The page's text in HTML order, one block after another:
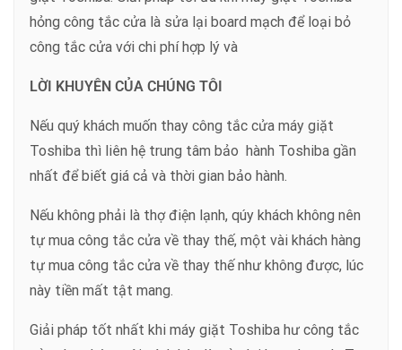
hỏng công tắc cửa là sửa lại board mạch để loại bỏ
công tắc cửa với chi phí hợp lý và
LỜI KHUYÊN CỦA CHÚNG TÔI
Nếu quý khách muốn thay công tắc cửa máy giặt
Toshiba thì liên hệ trung tâm bảo hành Toshiba gần
nhất để biết giá cả và thời gian bảo hành.
Nếu không phải là thợ điện lạnh, qúy khách không nên
tự mua công tắc cửa về thay thế, một vài khách hàng
tự mua công tắc cửa về thay thế như không được, lúc
này tiền mất tật mang.
Giải pháp tốt nhất khi máy giặt Toshiba hư công tắc